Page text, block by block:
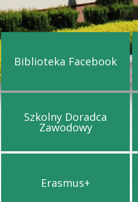
Przejdź na
Biblioteka Facebook
Przejdź na
Szkolny Doradca
Zawodowy
Przejdź na
Erasmus+